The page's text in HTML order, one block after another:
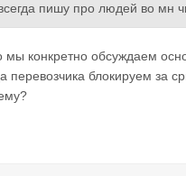
пишу про людей во мн
Всех
опаздание, неоплаты....). Те
претензии и выставленные
мы конкретно обсуждаем
перевозчика блокируем за